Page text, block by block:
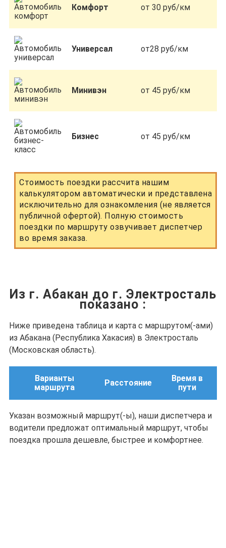
Комфорт от 30 руб/км
Универсал от28 руб/км
Минивэн от 45 руб/км
Бизнес от 45 руб/км
Стоимость поездки рассчита нашим
калькулятором автоматически и представлена
исключительно для ознакомления (не является
публичной офертой). Полную стоимость
поездки по маршруту озвучивает диспетчер
во время заказа.
Из г. Абакан до г. Электросталь
показано :
Ниже приведена таблица и карта с маршрутом(-ами)
из Абакана (Республика Хакасия) в Электросталь
(Московская область).
Варианты
маршрута
Расстояние
Время в
пути
Указан возможный маршрут(-ы), наши диспетчера и
водители предложат оптимальный маршрут, чтобы
поездка прошла дешевле, быстрее и комфортнее.